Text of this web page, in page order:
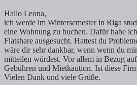
Hallo Leona,
ich werde im Wintersemester in Riga
eine Wohnung zu buchen. Dafür habe
Flatshare ausgesucht. Hattest du
wäre dir sehr dankbar, wenn wenn du
mitteilen würdest. Vor allem in Bezug
Gebühren und Mietkaution. Ist diese
Vielen Dank und viele Grüße.